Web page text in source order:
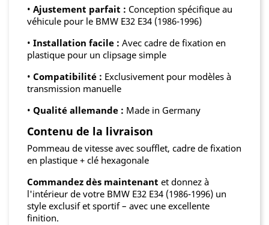
• Ajustement parfait : Conception spécifique au
véhicule pour le BMW E32 E34 (1986-1996)
• Installation facile : Avec cadre de fixation en
plastique pour un clipsage simple
• Compatibilité : Exclusivement pour modèles à
transmission manuelle
• Qualité allemande : Made in Germany
Contenu de la livraison
Pommeau de vitesse avec soufflet, cadre de fixation
en plastique + clé hexagonale
Commandez dès maintenant et donnez à
l'intérieur de votre BMW E32 E34 (1986-1996) un
style exclusif et sportif – avec une excellente
finition.